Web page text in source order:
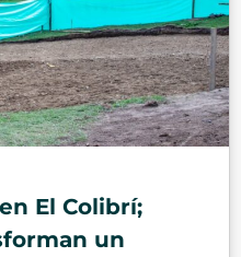
El Colibrí;
un